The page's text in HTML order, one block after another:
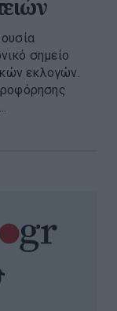
σημείο
εκλογών.